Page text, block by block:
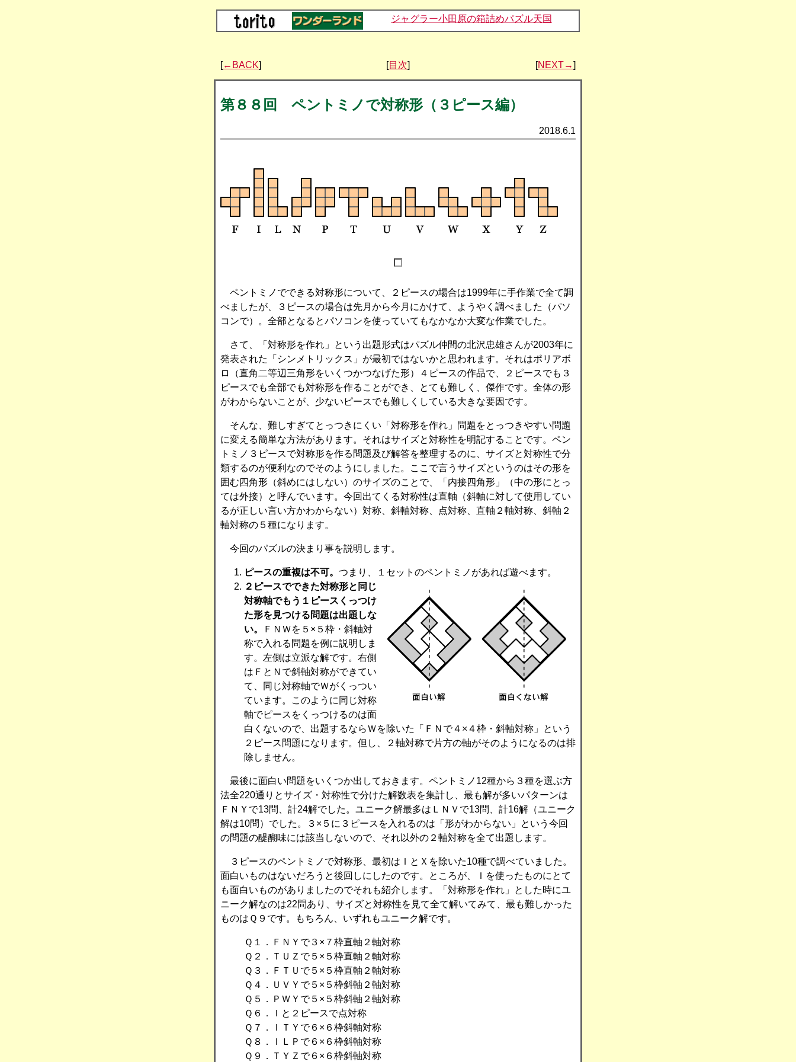
ジャグラー小田原の箱詰めパズル天国
[←BACK] [目次] [NEXT→]
第８８回 ペントミノで対称形（３ピース編）
2018.6.1
ペントミノでできる対称形について、２ピースの場合は1999年に手作業で全て調
べましたが、３ピースの場合は先月から今月にかけて、ようやく調べました（パソ
コンで）。全部となるとパソコンを使っていてもなかなか大変な作業でした。
さて、「対称形を作れ」という出題形式はパズル仲間の北沢忠雄さんが2003年に
発表された「シンメトリックス」が最初ではないかと思われます。それはポリアボ
ロ（直角二等辺三角形をいくつかつなげた形）４ピースの作品で、２ピースでも３
ピースでも全部でも対称形を作ることができ、とても難しく、傑作です。全体の形
がわからないことが、少ないピースでも難しくしている大きな要因です。
そんな、難しすぎてとっつきにくい「対称形を作れ」問題をとっつきやすい問題
に変える簡単な方法があります。それはサイズと対称性を明記することです。ペン
トミノ３ピースで対称形を作る問題及び解答を整理するのに、サイズと対称性で分
類するのが便利なのでそのようにしました。ここで言うサイズというのはその形を
囲む四角形（斜めにはしない）のサイズのことで、「内接四角形」（中の形にとっ
ては外接）と呼んでいます。今回出てくる対称性は直軸（斜軸に対して使用してい
るが正しい言い方かわからない）対称、斜軸対称、点対称、直軸２軸対称、斜軸２
軸対称の５種になります。
今回のパズルの決まり事を説明します。
ピースの重複は不可。 つまり、１セットのペントミノがあれば遊べます。
２ピースでできた対称形と同じ
対称軸でもう１ピースくっつけ
た形を見つける問題は出題しな
い。
ＦＮＷを５×５枠・斜軸対
称で入れる問題を例に説明しま
す。左側は立派な解です。右側
はＦとＮで斜軸対称ができてい
て、同じ対称軸でＷがくっつい
ています。このように同じ対称
軸でピースをくっつけるのは面
白くないので、出題するならＷを除いた「ＦＮで４×４枠・斜軸対称」という
２ピース問題になります。但し、２軸対称で片方の軸がそのようになるのは排
除しません。
最後に面白い問題をいくつか出しておきます。ペントミノ12種から３種を選ぶ方
法全220通りとサイズ・対称性で分けた解数表を集計し、最も解が多いパターンは
ＦＮＹで13問、計24解でした。ユニーク解最多はＬＮＶで13問、計16解（ユニーク
解は10問）でした。３×５に３ピースを入れるのは「形がわからない」という今回
の問題の醍醐味には該当しないので、それ以外の２軸対称を全て出題します。
３ピースのペントミノで対称形、最初はＩとＸを除いた10種で調べていました。
面白いものはないだろうと後回しにしたのです。ところが、Ｉを使ったものにとて
も面白いものがありましたのでそれも紹介します。「対称形を作れ」とした時にユ
ニーク解なのは22問あり、サイズと対称性を見て全て解いてみて、最も難しかった
ものはＱ９です。もちろん、いずれもユニーク解です。
Ｑ１．ＦＮＹで３×７枠直軸２軸対称
Ｑ２．ＴＵＺで５×５枠直軸２軸対称
Ｑ３．ＦＴＵで５×５枠直軸２軸対称
Ｑ４．ＵＶＹで５×５枠斜軸２軸対称
Ｑ５．ＰＷＹで５×５枠斜軸２軸対称
Ｑ６．Ｉと２ピースで点対称
Ｑ７．ＩＴＹで６×６枠斜軸対称
Ｑ８．ＩＬＰで６×６枠斜軸対称
Ｑ９．ＴＹＺで６×６枠斜軸対称